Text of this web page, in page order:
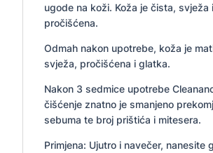
ugode na koži. Koža je čista, svježa i
pročišćena.
Odmah nakon upotrebe, koža je
svježa, pročišćena i glatka.
Nakon 3 sedmice upotrebe
čišćenje znatno je smanjeno
sebuma te broj prištića i mitesera.
Primjena: Ujutro i navečer, nanesite